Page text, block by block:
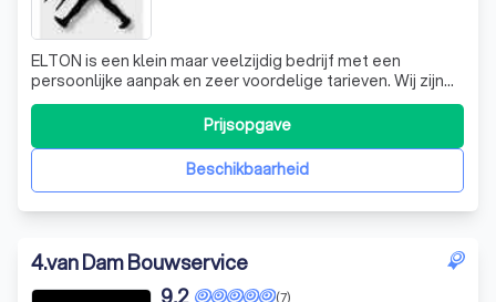
ELTON is een klein maar veelzijdig bedrijf met een
persoonlijke aanpak en zeer voordelige tarieven. Wij zijn
gespecialiseerd in; ► het vegen van schoorstenen en
rookkanalen. ► het schoonmaken en de glasbewassing
van woon- en bedrijfspanden.
Beschikbaarheid
Prijsopgave
4.van Dam Bouwservice
(7)
9,2